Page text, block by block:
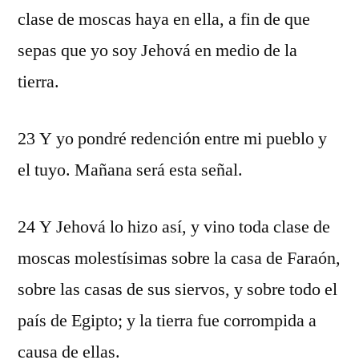
clase de moscas haya en ella, a fin de que
sepas que yo soy Jehová en medio de la
tierra.
23 Y yo pondré redención entre mi pueblo y
el tuyo. Mañana será esta señal.
24 Y Jehová lo hizo así, y vino toda clase de
moscas molestísimas sobre la casa de Faraón,
sobre las casas de sus siervos, y sobre todo el
país de Egipto; y la tierra fue corrompida a
causa de ellas.